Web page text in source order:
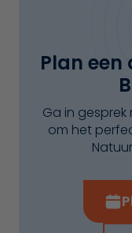
Plan
Ga in
om het